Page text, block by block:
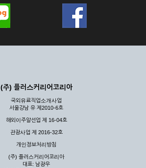
(주) 플러스커리어코리아
국외유료직업소개사업
서울강남 유 제2010-6호
해외이주알선업 제 16-04호
관광사업 제 2016-32호
개인정보처리방침
(주) 플러스커리어코리아
대표: 남광우